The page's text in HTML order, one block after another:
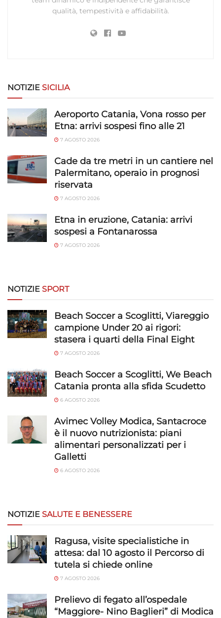
Riconoscere i dispositivi in base a informazioni
e presentare pubblicità e contenuto,
Salvare e comunicare le scelte sulla
privacy.
qualità, tempestività e affidabilità.
NOTIZIE SICILIA
Aeroporto Catania, Vona rosso per
Etna: arrivi sospesi fino alle 21
7 AGOSTO 2026
Cade da tre metri in un cantiere nel
Palermitano, operaio in prognosi
riservata
7 AGOSTO 2026
Etna in eruzione, Catania: arrivi
sospesi a Fontanarossa
7 AGOSTO 2026
NOTIZIE SPORT
Beach Soccer a Scoglitti, Viareggio
campione Under 20 ai rigori:
stasera i quarti della Final Eight
7 AGOSTO 2026
Beach Soccer a Scoglitti, We Beach
Catania pronta alla sfida Scudetto
6 AGOSTO 2026
Avimec Volley Modica, Santacroce
è il nuovo nutrizionista: piani
alimentari personalizzati per i
Galletti
6 AGOSTO 2026
NOTIZIE SALUTE E BENESSERE
Ragusa, visite specialistiche in
attesa: dal 10 agosto il Percorso di
tutela si chiede online
7 AGOSTO 2026
Prelievo di fegato all’ospedale
“Maggiore- Nino Baglieri” di Modica